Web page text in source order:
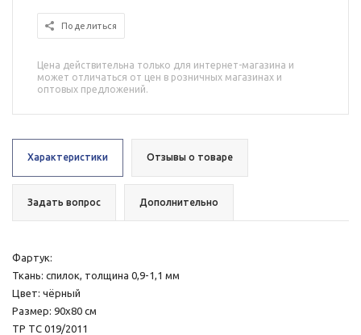
Поделиться
Цена действительна только для интернет-магазина и
может отличаться от цен в розничных магазинах и
оптовых предложений.
Характеристики Отзывы о товаре
Задать вопрос Дополнительно
Фартук:
Ткань: спилок, толщина 0,9-1,1 мм
Цвет: чёрный
Размер: 90х80 см
ТР ТС 019/2011